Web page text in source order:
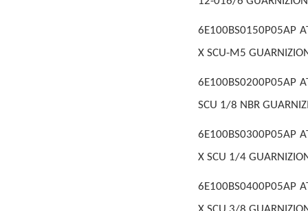
6E100BS0150P05AP
X SCU-M5
6E100BS0200P05AP
SCU 1/8 NBR
6E100BS0300P05AP
X SCU 1/4
6E100BS0400P05AP